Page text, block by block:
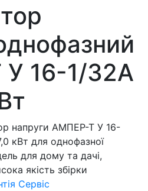
16-1/32А
напруги АМПЕР-Т У 16-
кВт для однофазної
для дому та дачі,
якість збірки
Сервіс